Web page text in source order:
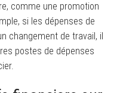
comme une promotion
si les dépenses de
changement de travail, il
postes de dépenses